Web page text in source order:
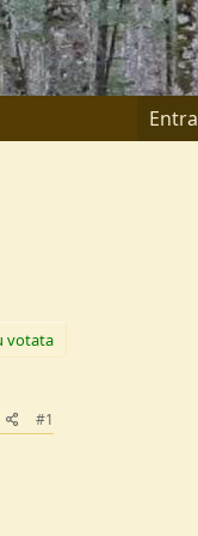
Entra
votata
#1